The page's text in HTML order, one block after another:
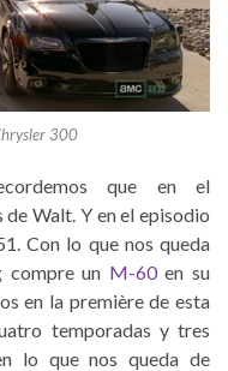
300
que en el
de Walt. Y en el episodio
Con lo que nos queda
compre un M-60en su
en la première de esta
temporadas y tres
lo que nos queda de